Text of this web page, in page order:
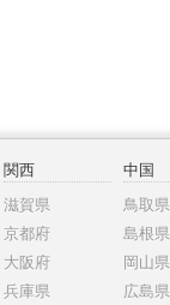
関西
滋賀県
京都府
大阪府
兵庫県
中国
鳥取県
島根県
岡山県
広島県